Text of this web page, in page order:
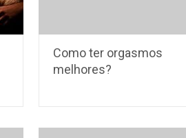
Como ter orgasmos
melhores?